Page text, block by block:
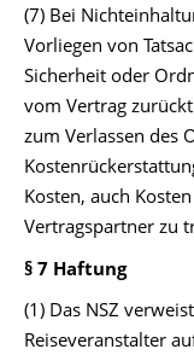
(7) Bei
Vorliegen von
Sicherheit oder
vom Vertrag
zum Verlassen des
Kosten, auch
Vertragspartner zu
§ 7 Haftung
(1) Das NSZ
Reiseveranstalter